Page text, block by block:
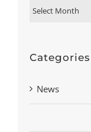
Archives
Categories
News